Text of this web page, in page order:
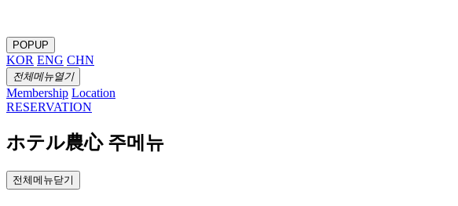
POPUP
KOR ENG CHN
전체메뉴열기
Membership Location
RESERVATION
ホテル農心 주메뉴
전체메뉴닫기